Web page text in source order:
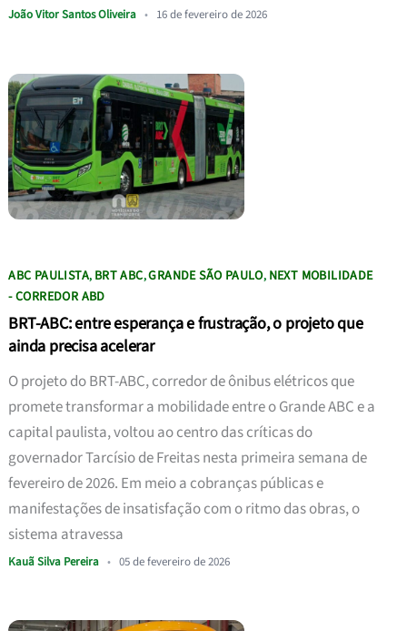
João Vitor Santos Oliveira • 16 de fevereiro de 2026
ABC PAULISTA, BRT ABC,GRANDE SÃO PAULO, NEXT MOBILIDADE
- CORREDOR ABD
BRT-ABC: entre esperança e frustração, o projeto que
ainda precisa acelerar
O projeto do BRT-ABC, corredor de ônibus elétricos que
promete transformar a mobilidade entre o Grande ABC e a
capital paulista, voltou ao centro das críticas do
governador Tarcísio de Freitas nesta primeira semana de
fevereiro de 2026. Em meio a cobranças públicas e
manifestações de insatisfação com o ritmo das obras, o
sistema atravessa
Kauã Silva Pereira • 05 de fevereiro de 2026